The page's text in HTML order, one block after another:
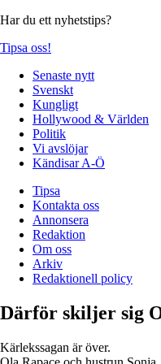
Har du ett nyhetstips?
Tipsa oss!
Senaste nytt
Svenskt
Kungligt
Hollywood & Världen
Politik
Vi avslöjar
Kändisar A-Ö
Tipsa
Kontakta oss
Annonsera
Redaktion
Om oss
Arkiv
Redaktionell policy
Därför skiljer sig
Kärlekssagan är över.